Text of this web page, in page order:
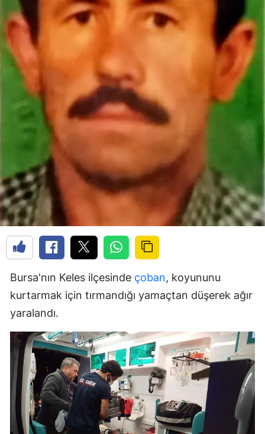
Bursa'nın Keles ilçesinde çoban, koyununu
kurtarmak için tırmandığı yamaçtan düşerek ağır
yaralandı.